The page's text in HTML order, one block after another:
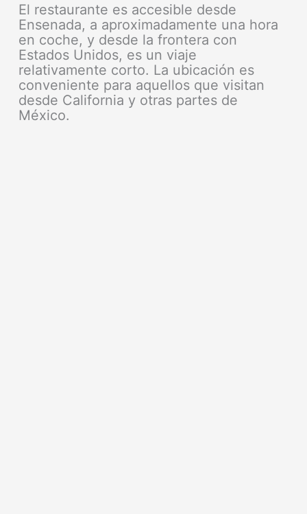
El restaurante es accesible desde
Ensenada, a aproximadamente una hora
en coche, y desde la frontera con
Estados Unidos, es un viaje
relativamente corto. La ubicación es
conveniente para aquellos que visitan
desde California y otras partes de
México.